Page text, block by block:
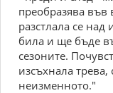
преобразява във
разстлала се
била и ще бъде
сезоните.
изсъхнала трева,
неизменното."